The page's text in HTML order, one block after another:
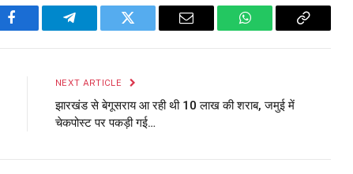
Facebook Telegram Twitter Email WhatsAppCopy
NEXT ARTICLE
झारखंड से बेगूसराय आ रही थी 10 लाख की शराब, जमुई में
चेकपोस्ट पर पकड़ी गई…